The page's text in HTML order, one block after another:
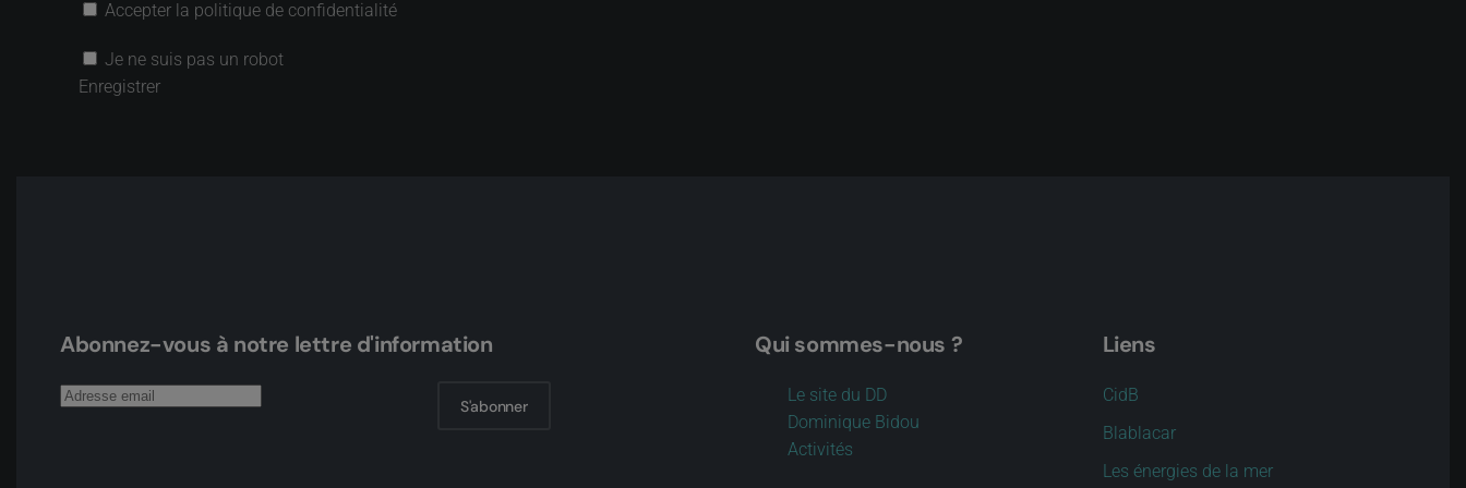
Accepter la politique de confidentialité
Je ne suis pas un robot
Enregistrer
Abonnez-vous à notre lettre d'information
S'abonner
Qui sommes-nous ?
Le site du DD
Dominique Bidou
Activités
Liens
CidB
Blablacar
Les énergies de la mer